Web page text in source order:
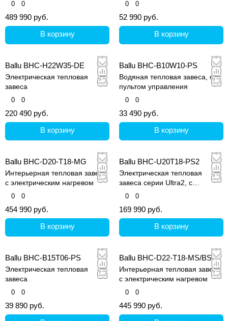
0 0
489 990 руб.
В корзину
0 0
52 990 руб.
В корзину
Ballu BHC-H22W35-DE
Электрическая тепловая
завеса
0 0
220 490 руб.
В корзину
Ballu BHC-B10W10-PS
Водяная тепловая завеса, с
пультом управления
0 0
33 490 руб.
В корзину
Ballu BHC-D20-T18-MG
Интерьерная тепловая завеса
с электрическим нагревом
0 0
454 990 руб.
В корзину
Ballu BHC-U20T18-PS2
Электрическая тепловая
завеса серии Ultra2, с
низковольтным управлением
0 0
169 990 руб.
В корзину
Ballu BHC-B15T06-PS
Электрическая тепловая
завеса
0 0
39 890 руб.
Ballu BHC-D22-T18-MS/BS
Интерьерная тепловая завеса
с электрическим нагревом
0 0
445 990 руб.